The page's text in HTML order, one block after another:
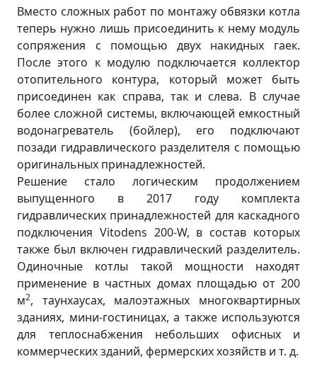
Вместо сложных работ по монтажу обвязки котла
теперь нужно лишь присоединить к нему модуль
сопряжения с помощью двух накидных гаек.
После этого к модулю подключается коллектор
отопительного контура, который может быть
присоединен как справа, так и слева. В случае
более сложной системы, включающей емкостный
водонагреватель (бойлер), его подключают
позади гидравлического разделителя с помощью
оригинальных принадлежностей.
Решение стало логическим продолжением
выпущенного в 2017 году комплекта
гидравлических принадлежностей для каскадного
подключения Vitodens 200-W, в состав которых
также был включен гидравлический разделитель.
Одиночные котлы такой мощности находят
применение в частных домах площадью от 200
м2, таунхаусах, малоэтажных многоквартирных
зданиях, мини-гостиницах, а также используются
для теплоснабжения небольших офисных и
коммерческих зданий, фермерских хозяйств и т. д.